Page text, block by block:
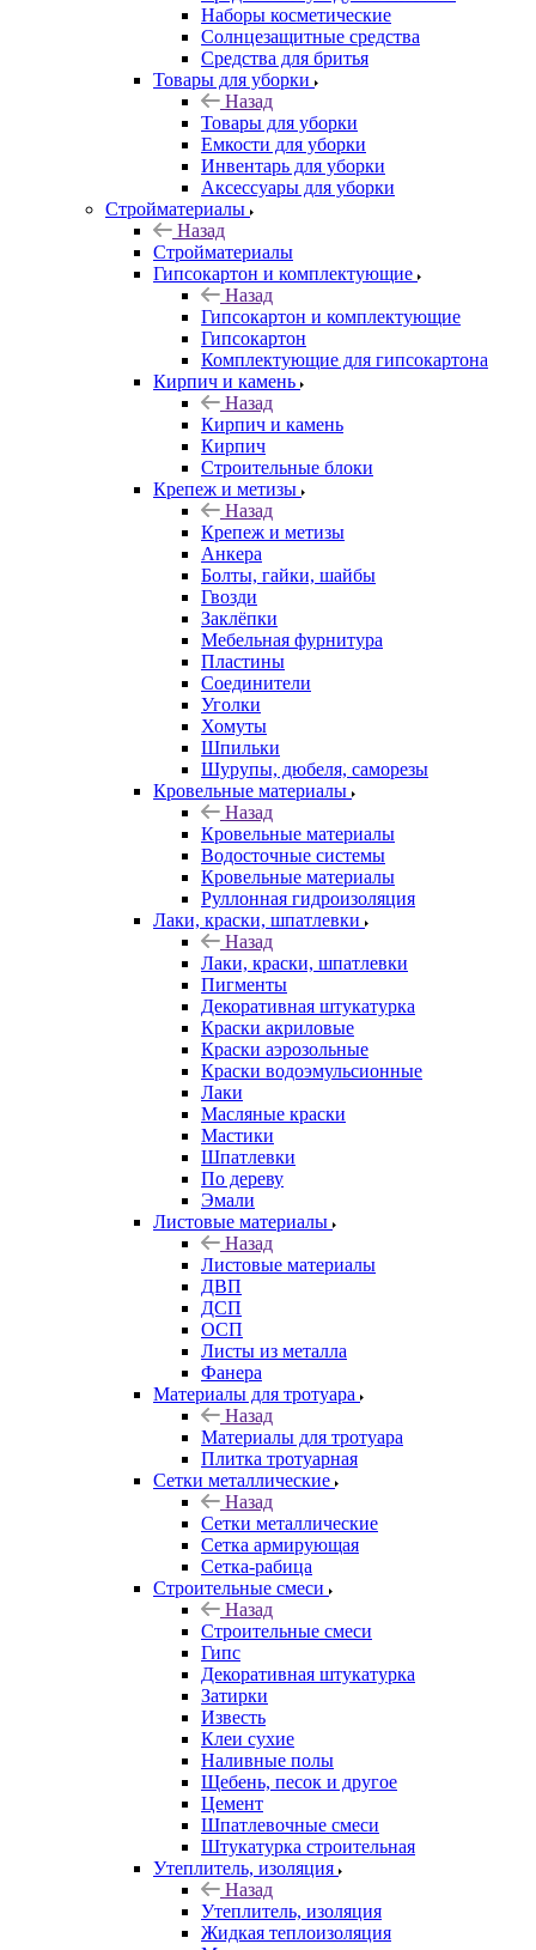
Наборы косметические
Солнцезащитные средства
Средства для бритья
Товары для уборки
Назад
Товары для уборки
Емкости для уборки
Инвентарь для уборки
Аксессуары для уборки
Стройматериалы
Назад
Стройматериалы
Гипсокартон и комплектующие
Назад
Гипсокартон и комплектующие
Гипсокартон
Комплектующие для гипсокартона
Кирпич и камень
Назад
Кирпич и камень
Кирпич
Строительные блоки
Крепеж и метизы
Назад
Крепеж и метизы
Анкера
Болты, гайки, шайбы
Гвозди
Заклёпки
Мебельная фурнитура
Пластины
Соединители
Уголки
Хомуты
Шпильки
Шурупы, дюбеля, саморезы
Кровельные материалы
Назад
Кровельные материалы
Водосточные системы
Кровельные материалы
Руллонная гидроизоляция
Лаки, краски, шпатлевки
Назад
Лаки, краски, шпатлевки
Пигменты
Декоративная штукатурка
Краски акриловые
Краски аэрозольные
Краски водоэмульсионные
Лаки
Масляные краски
Мастики
Шпатлевки
По дереву
Эмали
Листовые материалы
Назад
Листовые материалы
ДВП
ДСП
ОСП
Листы из металла
Фанера
Материалы для тротуара
Назад
Материалы для тротуара
Плитка тротуарная
Сетки металлические
Назад
Сетки металлические
Сетка армирующая
Сетка-рабица
Строительные смеси
Назад
Строительные смеси
Гипс
Декоративная штукатурка
Затирки
Известь
Клеи сухие
Наливные полы
Щебень, песок и другое
Цемент
Шпатлевочные смеси
Штукатурка строительная
Утеплитель, изоляция
Назад
Утеплитель, изоляция
Жидкая теплоизоляция